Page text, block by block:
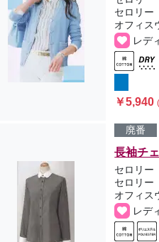
セロリ
オフィス
レデ
￥5,940
廃番
長袖チ
セロリー
セロリ
オフィス
レデ